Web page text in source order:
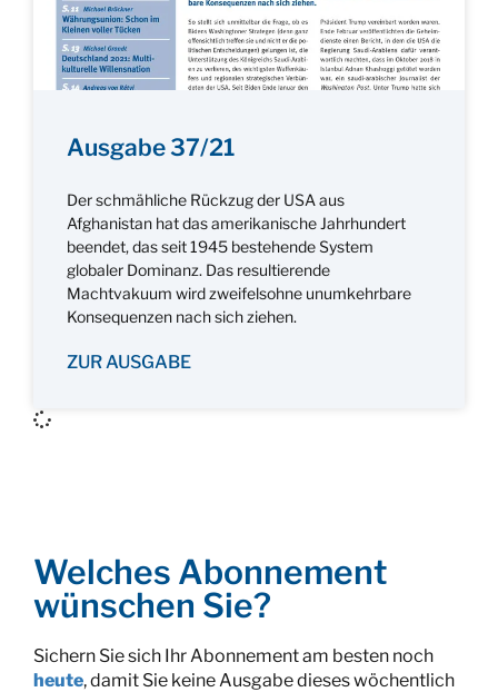
Ausgabe 37/21
Der schmähliche Rückzug der USA aus
Afghanistan hat das amerikanische Jahrhundert
beendet, das seit 1945 bestehende System
globaler Dominanz. Das resultierende
Machtvakuum wird zweifelsohne unumkehrbare
Konsequenzen nach sich ziehen.
ZUR AUSGABE
Welches Abonnement
wünschen Sie?
Sichern Sie sich Ihr Abonnement am besten noch
heute, damit Sie keine Ausgabe dieses wöchentlich